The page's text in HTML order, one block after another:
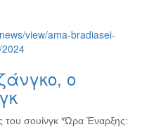
view/ama-bradiasei-
ο
του σουίνγκ *Ώρα Έναρξης: